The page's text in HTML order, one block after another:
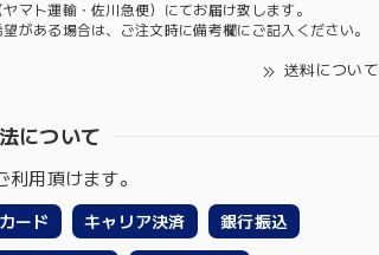
マト運輸・佐川急便）にてお届け致します。
がある場合は、ご注文時に備考欄にご記入ください。
送料について
について
利用頂けます。
ード キャリア決済 銀行振込